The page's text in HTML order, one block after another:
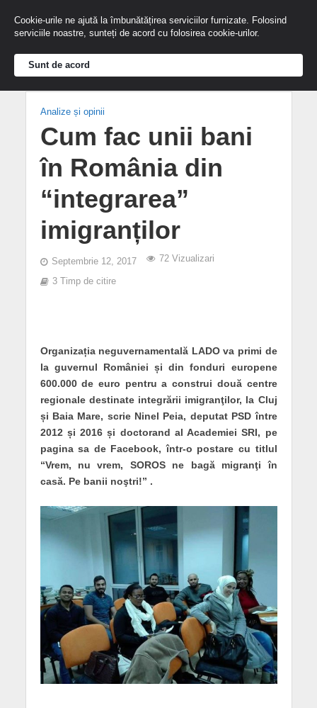
Analize și opinii
Cum fac unii bani
în România din
“integrarea”
imigranților
Septembrie 12, 2017 72 Vizualizari
3 Timp de citire
Organizația neguvernamentală LADO va primi de
la guvernul României și din fonduri europene
600.000 de euro pentru a construi două centre
regionale destinate integrării imigranţilor, la Cluj
și Baia Mare, scrie Ninel Peia, deputat PSD între
2012 și 2016 și doctorand al Academiei SRI, pe
pagina sa de Facebook, într-o postare cu titlul
“Vrem, nu vrem, SOROS ne bagă migranţi în
casă. Pe banii noştri!” .
Cookie-urile ne ajută la îmbunătățirea serviciilor furnizate. Folosind
serviciile noastre, sunteți de acord cu folosirea cookie-urilor.
Sunt de acord